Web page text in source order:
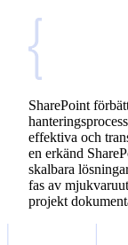
SharePoint
effektiva och
en erkänd
skalbara
fas av
projekt